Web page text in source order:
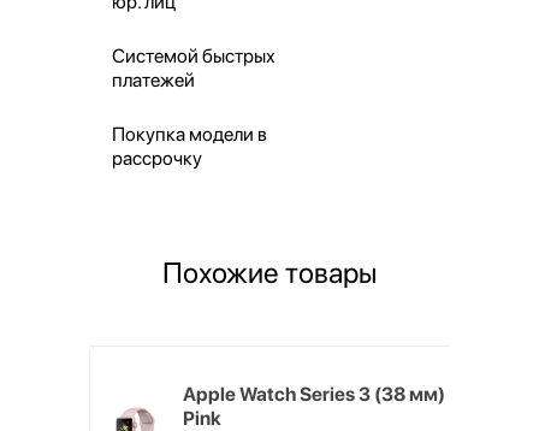
Системой быстрых
платежей
Покупка модели в
рассрочку
Похожие товары
Apple Watch Series 3 (38 мм)
Pink